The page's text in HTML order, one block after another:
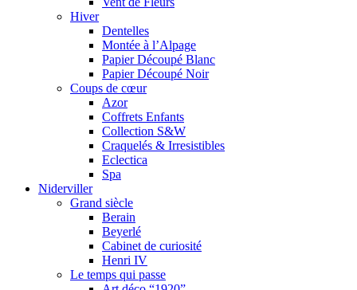
Hiver
Dentelles
Montée à l’Alpage
Papier Découpé Blanc
Papier Découpé Noir
Coups de cœur
Azor
Coffrets Enfants
Collection S&W
Craquelés & Irresistibles
Eclectica
Spa
Niderviller
Grand siècle
Berain
Beyerlé
Cabinet de curiosité
Henri IV
Le temps qui passe